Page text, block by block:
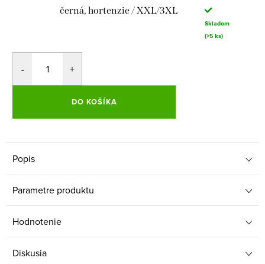
černá, hortenzie / XXL/3XL
Skladom
(>5 ks)
DO KOŠÍKA
Popis
Parametre produktu
Hodnotenie
Diskusia